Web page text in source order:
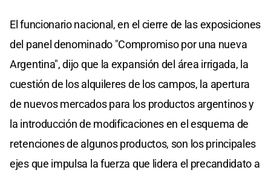
El funcionario nacional, en el cierre de las exposiciones
del panel denominado "Compromiso por una nueva
Argentina", dijo que la expansión del área irrigada, la
cuestión de los alquileres de los campos, la apertura
de nuevos mercados para los productos argentinos y
la introducción de modificaciones en el esquema de
retenciones de algunos productos, son los principales
ejes que impulsa la fuerza que lidera el precandidato a